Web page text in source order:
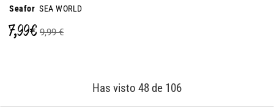
Seafor SEA WORLD
7,99 € 9,99 €
Has visto 48 de 106